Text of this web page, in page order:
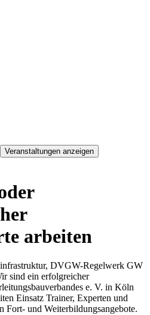
arbeiten
DVGW-Regelwerk GW
sind ein erfolgreicher
e. V. in Köln
Einsatz Trainer, Experten und
Fort- und Weiterbildungsangebote.